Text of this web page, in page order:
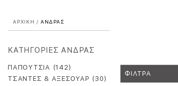
ΑΡΧΙΚΗ / ΑΝΔΡΑΣ
ΚΑΤΗΓΟΡΙΕΣ ΑΝΔΡΑΣ
ΠΑΠΟΥΤΣΙΑ (142)
ΤΣΑΝΤΕΣ & ΑΞΕΣΟΥΑΡ (30)
ΦΙΛΤΡΑ